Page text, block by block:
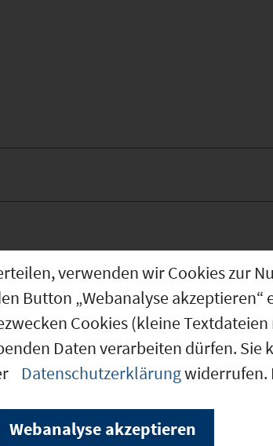
verwenden wir Cookies zur
Button „Webanalyse
Cookies (kleine
Daten verarbeiten dürfen.
Datenschutzerklärungwiderrufen.
Webanalyse akzeptieren